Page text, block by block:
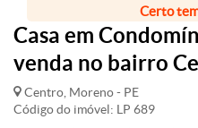
Certo
Casa em
venda no bairro
Centro, Moreno - PE
Código do imóvel: LP 689